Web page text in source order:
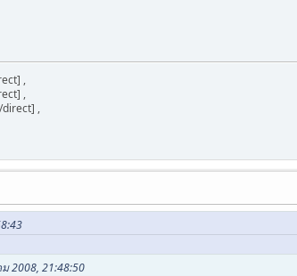
,
,
direct] ,
2008, 21:48:50